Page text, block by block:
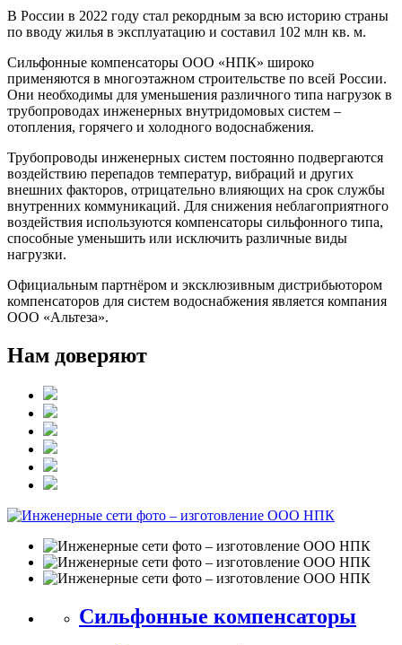
В России в 2022 году стал рекордным за всю историю страны
по вводу жилья в эксплуатацию и составил 102 млн кв. м.
Сильфонные компенсаторы ООО «НПК» широко
применяются в многоэтажном строительстве по всей России.
Они необходимы для уменьшения различного типа нагрузок в
трубопроводах инженерных внутридомовых систем –
отопления, горячего и холодного водоснабжения.
Трубопроводы инженерных систем постоянно подвергаются
воздействию перепадов температур, вибраций и других
внешних факторов, отрицательно влияющих на срок службы
внутренних коммуникаций. Для снижения неблагоприятного
воздействия используются компенсаторы сильфонного типа,
способные уменьшить или исключить различные виды
нагрузки.
Официальным партнёром и эксклюзивным дистрибьютором
компенсаторов для систем водоснабжения является компания
ООО «Альтеза».
Нам доверяют
Сильфонные компенсаторы